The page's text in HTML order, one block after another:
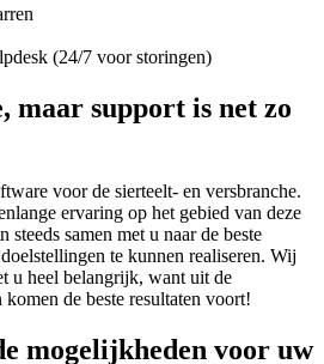
(24/7 voor storingen)
maar support is net zo
voor de sierteelt- en versbranche.
ervaring op het gebied van deze
steeds samen met u naar de beste
te kunnen realiseren. Wij
u heel belangrijk, want uit de
de beste resultaten voort!
mogelijkheden voor uw